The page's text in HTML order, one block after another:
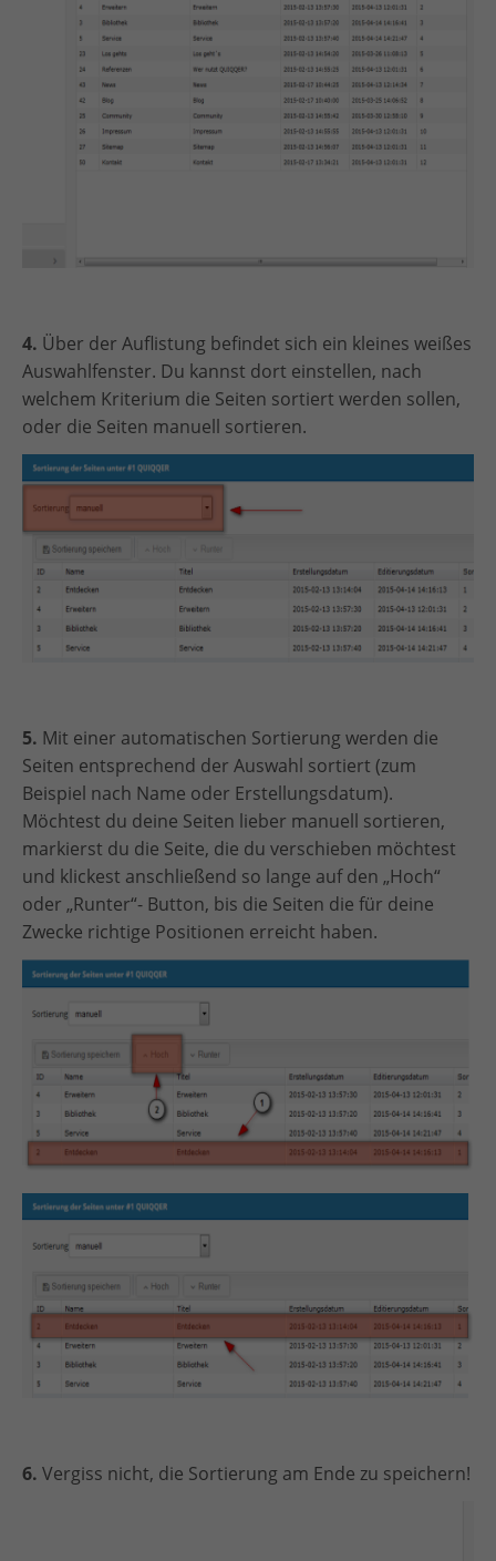
4. Über der Auflistung befindet sich ein kleines weißes
Auswahlfenster. Du kannst dort einstellen, nach
welchem Kriterium die Seiten sortiert werden sollen,
oder die Seiten manuell sortieren.
5. Mit einer automatischen Sortierung werden die
Seiten entsprechend der Auswahl sortiert (zum
Beispiel nach Name oder Erstellungsdatum).
Möchtest du deine Seiten lieber manuell sortieren,
markierst du die Seite, die du verschieben möchtest
und klickest anschließend so lange auf den „Hoch“
oder „Runter“- Button, bis die Seiten die für deine
Zwecke richtige Positionen erreicht haben.
6. Vergiss nicht, die Sortierung am Ende zu speichern!